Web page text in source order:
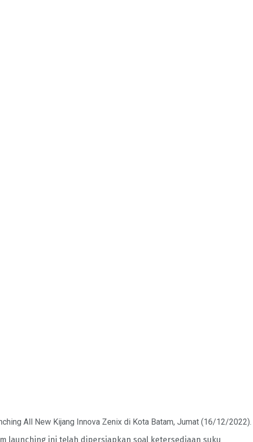
All New Kijang Innova Zenix di Kota Batam, Jumat (16/12/
launching ini telah dipersiapkan soal ketersediaan suku